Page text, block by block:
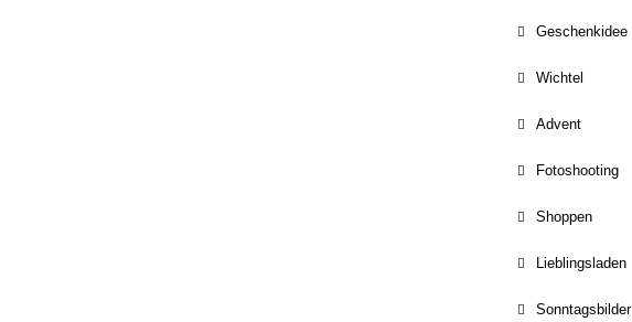
Geschenkidee
Wichtel
Advent
Fotoshooting
Shoppen
Lieblingsladen
Sonntagsbilder